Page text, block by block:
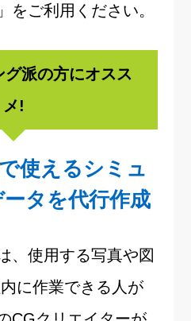
をご利用ください。
グ派の方にオスス
メ!
使えるシミュ
タを代行作成
、使用する写真や図
に作業できる人が